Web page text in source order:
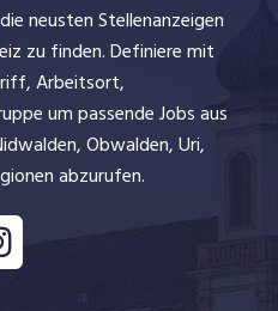
der Menschen
schaffen, den
gestalten. Mit rund 600
und zehn
in unserer Branche.
neusten Stellenanzeigen
zu finden. Definiere mit
Arbeitsort,
um passende Jobs aus
Obwalden, Uri,
abzurufen.